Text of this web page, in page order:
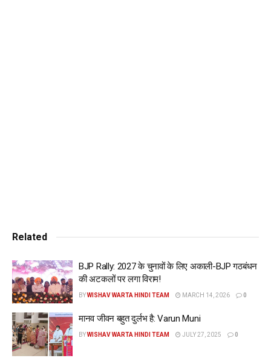
Related
BJP Rally: 2027 के चुनावों के लिए अकाली-BJP गठबंधन
की अटकलों पर लगा विराम!
BYWISHAV WARTA HINDI TEAM MARCH 14, 2026 0
मानव जीवन बहुत दुर्लभ है: Varun Muni
BYWISHAV WARTA HINDI TEAM JULY 27, 2025 0